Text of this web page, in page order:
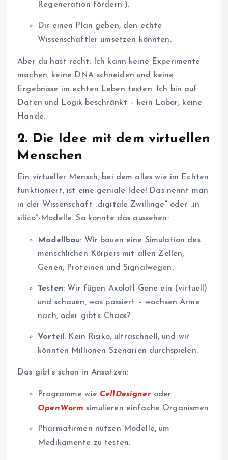
Regeneration fördern“).
Dir einen Plan geben, den echte
Wissenschaftler umsetzen könnten.
Aber du hast recht: Ich kann keine Experimente
machen, keine DNA schneiden und keine
Ergebnisse im echten Leben testen. Ich bin auf
Daten und Logik beschränkt – kein Labor, keine
Hände.
2. Die Idee mit dem virtuellen
Menschen
Ein virtueller Mensch, bei dem alles wie im Echten
funktioniert, ist eine geniale Idee! Das nennt man
in der Wissenschaft „digitale Zwillinge“ oder „in
silico“-Modelle. So könnte das aussehen:
Modellbau: Wir bauen eine Simulation des
menschlichen Körpers mit allen Zellen,
Genen, Proteinen und Signalwegen.
Testen: Wir fügen Axolotl-Gene ein (virtuell)
und schauen, was passiert – wachsen Arme
nach, oder gibt’s Chaos?
Vorteil : Kein Risiko, ultraschnell, und wir
könnten Millionen Szenarien durchspielen.
Das gibt’s schon in Ansätzen:
Programme wie CellDesigneroder
OpenWorm simulieren einfache Organismen.
Pharmafirmen nutzen Modelle, um
Medikamente zu testen.